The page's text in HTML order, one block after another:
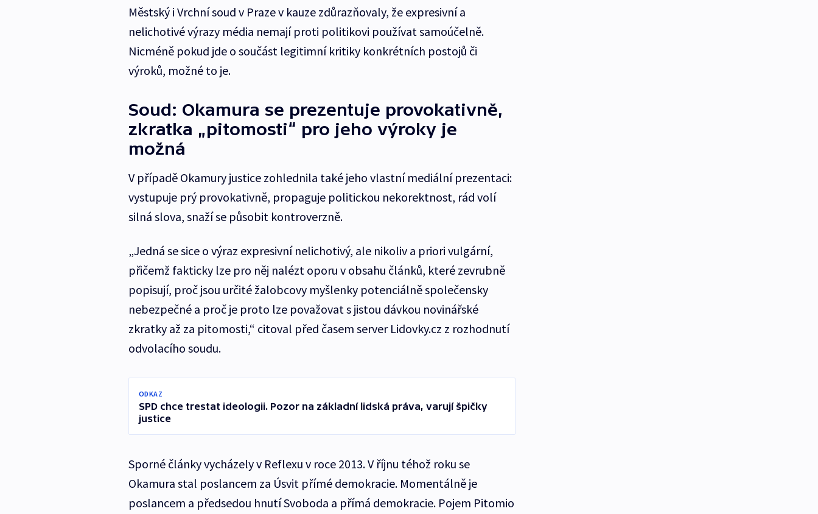
Městský i Vrchní soud v Praze v kauze zdůrazňovaly, že expresivní a
nelichotivé výrazy média nemají proti politikovi používat samoúčelně.
Nicméně pokud jde o součást legitimní kritiky konkrétních postojů či
výroků, možné to je.
Soud: Okamura se prezentuje provokativně,
zkratka „pitomosti“ pro jeho výroky je
možná
V případě Okamury justice zohlednila také jeho vlastní mediální prezentaci:
vystupuje prý provokativně, propaguje politickou nekorektnost, rád volí
silná slova, snaží se působit kontroverzně.
„Jedná se sice o výraz expresivní nelichotivý, ale nikoliv a priori vulgární,
přičemž fakticky lze pro něj nalézt oporu v obsahu článků, které zevrubně
popisují, proč jsou určité žalobcovy myšlenky potenciálně společensky
nebezpečné a proč je proto lze považovat s jistou dávkou novinářské
zkratky až za pitomosti,“ citoval před časem server Lidovky.cz z rozhodnutí
odvolacího soudu.
ODKAZ
SPD chce trestat ideologii. Pozor na základní lidská práva, varují špičky
justice
Sporné články vycházely v Reflexu v roce 2013. V říjnu téhož roku se
Okamura stal poslancem za Úsvit přímé demokracie. Momentálně je
poslancem a předsedou hnutí Svoboda a přímá demokracie. Pojem Pitomio